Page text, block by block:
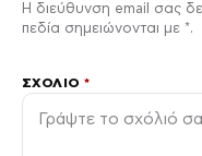
Η διεύθυνση email σας
πεδία σημειώνονται με *.
ΣΧΌΛΙΟ*